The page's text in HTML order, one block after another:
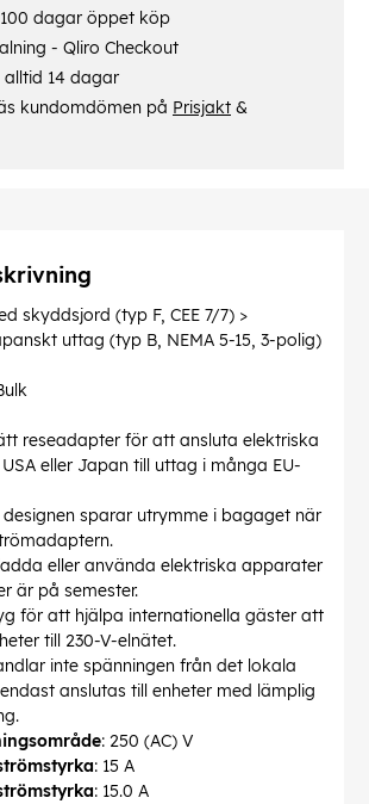
dagar öppet köp
- Qliro Checkout
14 dagar
kundomdömen på Prisjakt &
skyddsjord (typ F, CEE 7/7) >
uttag (typ B, NEMA 5-15, 3-polig)
reseadapter för att ansluta elektriska
eller Japan till uttag i många EU-
sparar utrymme i bagaget när
eller använda elektriska apparater
är på semester.
för att hjälpa internationella gäster att
till 230-V-elnätet.
inte spänningen från det lokala
anslutas till enheter med lämplig
: 250 (AC) V
: 15 A
: 15.0 A